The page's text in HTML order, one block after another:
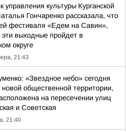
управления культуры Курганской
Гончаренко рассказала, что
фестиваля «Едем на Савин»,
эти выходные пройдет в
округе
21:43
«Звездное небо» сегодня
новой общественной территории,
на пересечении улиц
и Советская
21:40